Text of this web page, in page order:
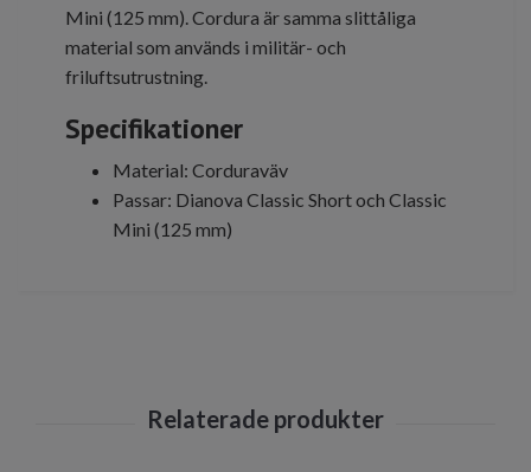
Mini (125 mm). Cordura är samma slittåliga
material som används i militär- och
friluftsutrustning.
Specifikationer
Material: Corduraväv
Passar: Dianova Classic Short och Classic
Mini (125 mm)